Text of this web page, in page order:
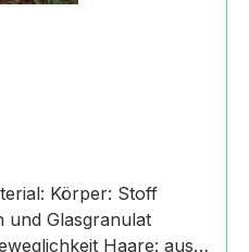
und Glasgranulat
Haare: aus